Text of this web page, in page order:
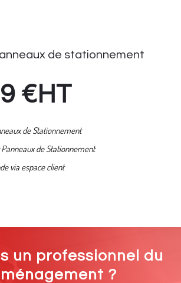
de stationnement
€HT
de Stationnement
de Stationnement
via espace client
un professionnel du
?